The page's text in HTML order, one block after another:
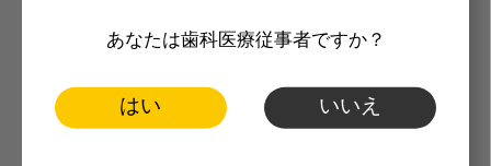
あなたは歯科医療従事者ですか？
はい いいえ